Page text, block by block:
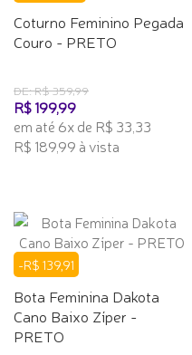
Coturno Feminino Pegada
Couro - PRETO
DE: R$ 359,99
R$ 199,99
em até 6x de R$ 33,33
R$ 189,99 à vista
-R$ 139,91
Bota Feminina Dakota
Cano Baixo Zíper -
PRETO